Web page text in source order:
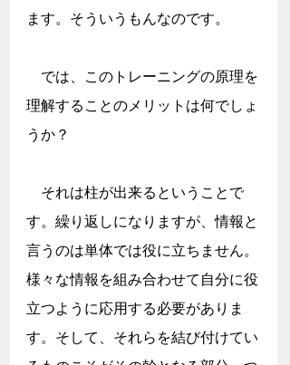
ます。そういうもんなのです。
では、このトレーニングの原理を
理解することのメリットは何でしょ
うか？
それは柱が出来るということで
す。繰り返しになりますが、情報と
言うのは単体では役に立ちません。
様々な情報を組み合わせて自分に役
立つように応用する必要がありま
す。そして、それらを結び付けてい